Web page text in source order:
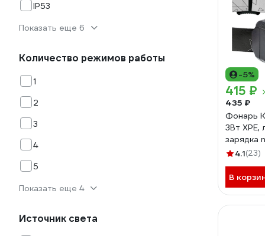
IP53
Показать еще 6
Количество режимов работы
1
2
3
4
5
Показать еще 4
Источник света
-5%
415 ₽
435 ₽
Фонарь
3Вт ХРЕ,
зарядка
4.1(23)
В